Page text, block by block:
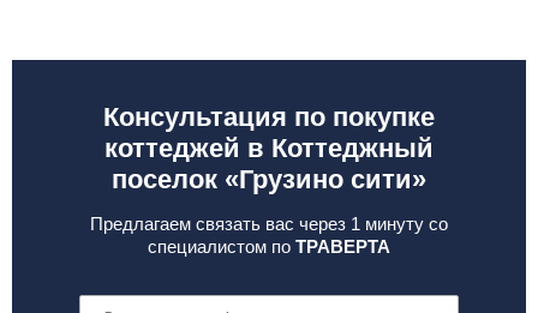
Консультация по покупке
коттеджей в Коттеджный
поселок «Грузино сити»
Предлагаем связать вас через 1 минуту со
специалистом по ТРАВЕРТА